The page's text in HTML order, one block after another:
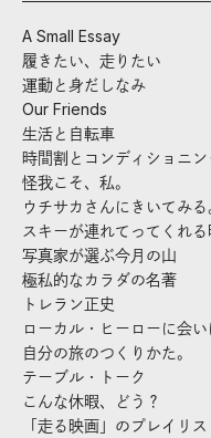
A Small Essay
履きたい、走りたい
運動と身だしなみ
Our Friends
生活と自転車
時間割とコンディショニン
怪我こそ、私。
ウチサカさんにきいてみる
スキーが連れてってくれる
写真家が選ぶ今月の山
極私的なカラダの名著
トレラン正史
ローカル・ヒーローに会い
自分の旅のつくりかた。
テーブル・トーク
こんな休暇、どう？
「走る映画」のプレイリス